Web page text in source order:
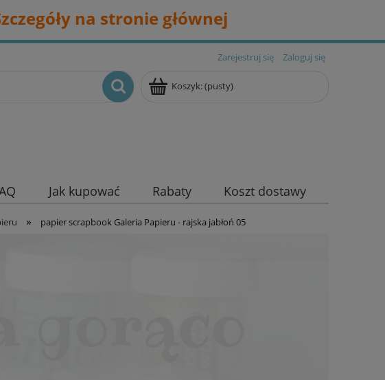
na stronie głównej
Zarejestruj się Zaloguj się
Koszyk:(pusty)
Jak kupować Rabaty Koszt dostawy
» papier scrapbook Galeria Papieru - rajska jabłoń 05